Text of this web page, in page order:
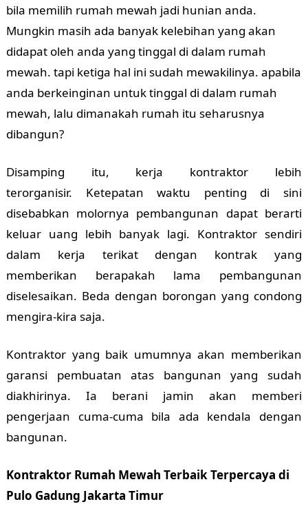
bila memilih rumah mewah jadi hunian anda.
Mungkin masih ada banyak kelebihan yang akan
didapat oleh anda yang tinggal di dalam rumah
mewah. tapi ketiga hal ini sudah mewakilinya. apabila
anda berkeinginan untuk tinggal di dalam rumah
mewah, lalu dimanakah rumah itu seharusnya
dibangun?
Disamping itu, kerja kontraktor lebih
terorganisir. Ketepatan waktu penting di sini
disebabkan molornya pembangunan dapat berarti
keluar uang lebih banyak lagi. Kontraktor sendiri
dalam kerja terikat dengan kontrak yang
memberikan berapakah lama pembangunan
diselesaikan. Beda dengan borongan yang condong
mengira-kira saja.
Kontraktor yang baik umumnya akan memberikan
garansi pembuatan atas bangunan yang sudah
diakhirinya. Ia berani jamin akan memberi
pengerjaan cuma-cuma bila ada kendala dengan
bangunan.
Kontraktor Rumah Mewah Terbaik Terpercaya di
Pulo Gadung Jakarta Timur